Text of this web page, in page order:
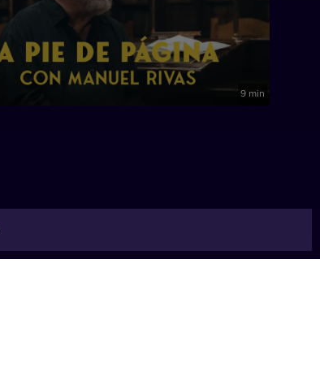
9 min